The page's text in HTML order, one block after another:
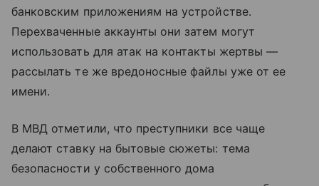
банковским приложениям на устройстве.
Перехваченные аккаунты они затем могут
использовать для атак на контакты жертвы —
рассылать те же вредоносные файлы уже от ее
имени.
В МВД отметили, что преступники все чаще
делают ставку на бытовые сюжеты: тема
безопасности у собственного дома